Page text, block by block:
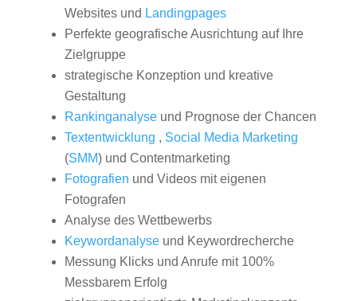
Websites und Landingpages
Perfekte geografische Ausrichtung auf Ihre
Zielgruppe
strategische Konzeption und kreative
Gestaltung
Rankinganalyseund Prognose der Chancen
Textentwicklung , Social Media Marketing
(SMM) und Contentmarketing
Fotografien und Videos mit eigenen
Fotografen
Analyse des Wettbewerbs
Keywordanalyseund Keywordrecherche
Messung Klicks und Anrufe mit 100%
Messbarem Erfolg